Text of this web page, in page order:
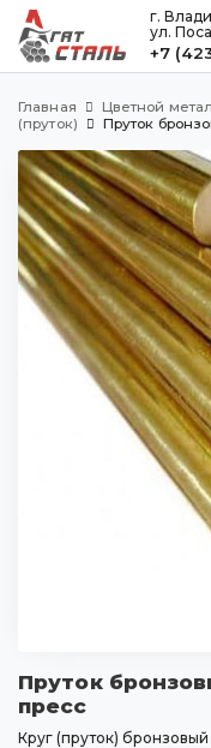
г.
ул.
+7
МЕТАЛЛООБРАБОТКА
ДОСТАВКА И ОПЛАТА
КОНТАКТЫ
Владивосток
ул. Посадская, 20
+7 (423) 254 0 452
agatstal@mail.ru
Главная Цветной
(пруток)
Пруток
Пруток
пресс
Круг (пруток)